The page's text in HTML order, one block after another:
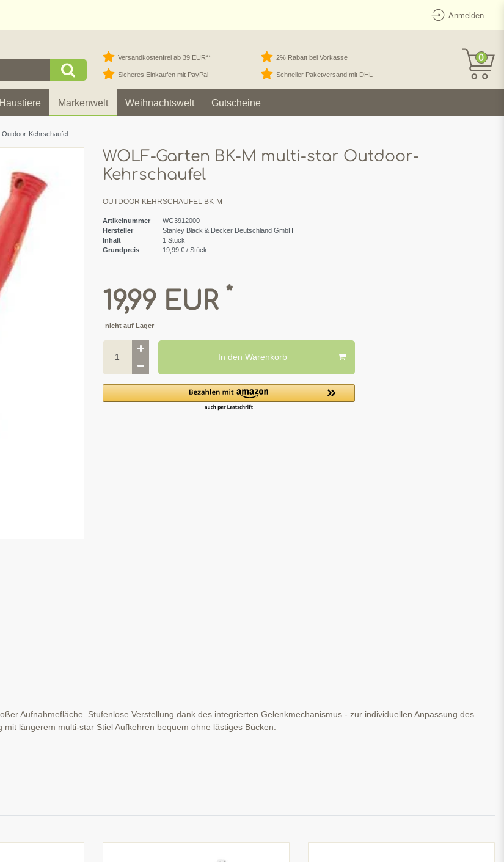
Anmelden
Versandkostenfrei ab 39 EUR** 2% Rabatt bei Vorkasse
Sicheres Einkaufen mit PayPal Schneller Paketversand mit DHL
0
Haustiere Markenwelt Weihnachtswelt Gutscheine
Kehrschaufel
WOLF-Garten BK-M multi-star Outdoor-
Kehrschaufel
OUTDOOR KEHRSCHAUFEL BK-M
Artikelnummer
WG3912000
Hersteller
Stanley Black & Decker Deutschland GmbH
Inhalt
1 Stück
Grundpreis
19,99 € / Stück
19,99 EUR *
nicht auf Lager
In den Warenkorb
Aufnahmefläche. Stufenlose Verstellung dank des integrierten Gelenkmechanismus - zur individuellen Anpassung des
längerem multi-star Stiel Aufkehren bequem ohne lästiges Bücken.